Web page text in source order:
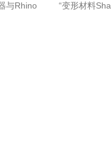
与Rhino “变形材料